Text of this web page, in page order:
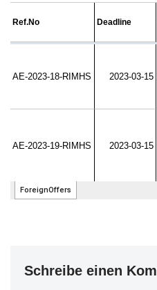
Schreibe einen